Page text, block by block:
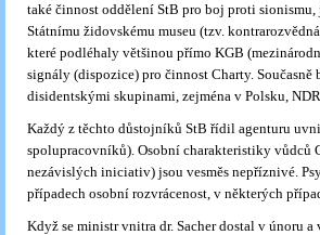
také činnost oddělení StB pro boj proti sionismu,
Státnímu židovskému museu (tzv.
které podléhaly většinou přímo KGB
signály (dispozice) pro činnost Charty.
disidentskými skupinami, zejména v Polsku,
Každý z těchto důstojníků StB řídil agenturu
spolupracovníků). Osobní charakteristiky vůdců
nezávislých iniciativ) jsou vesměs nepříznivé.
případech osobní rozvrácenost, v některých
Když se ministr vnitra dr. Sacher dostal v únoru